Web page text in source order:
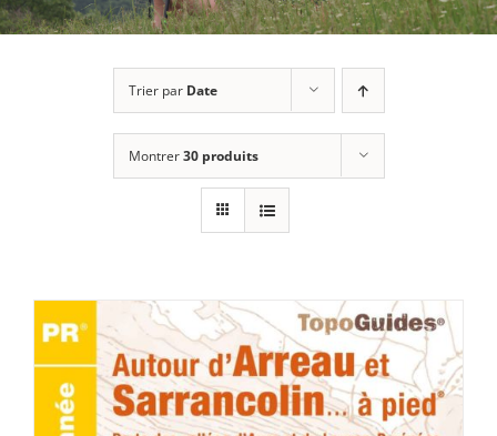
Trier par Date
Montrer30 produits